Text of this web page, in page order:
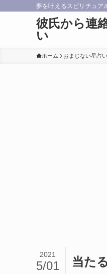
夢を叶えるスピリチュア
彼氏から連
い
ホーム おまじない星占い
当た
2021
5/01